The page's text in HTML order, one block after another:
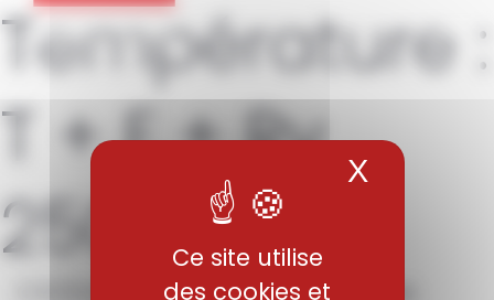
Panneau de gestion des cookies
Ce site utilise
des cookies et
X
Température :
T + F + Rv
250°C
CX13VDW – Aciers inoxydables